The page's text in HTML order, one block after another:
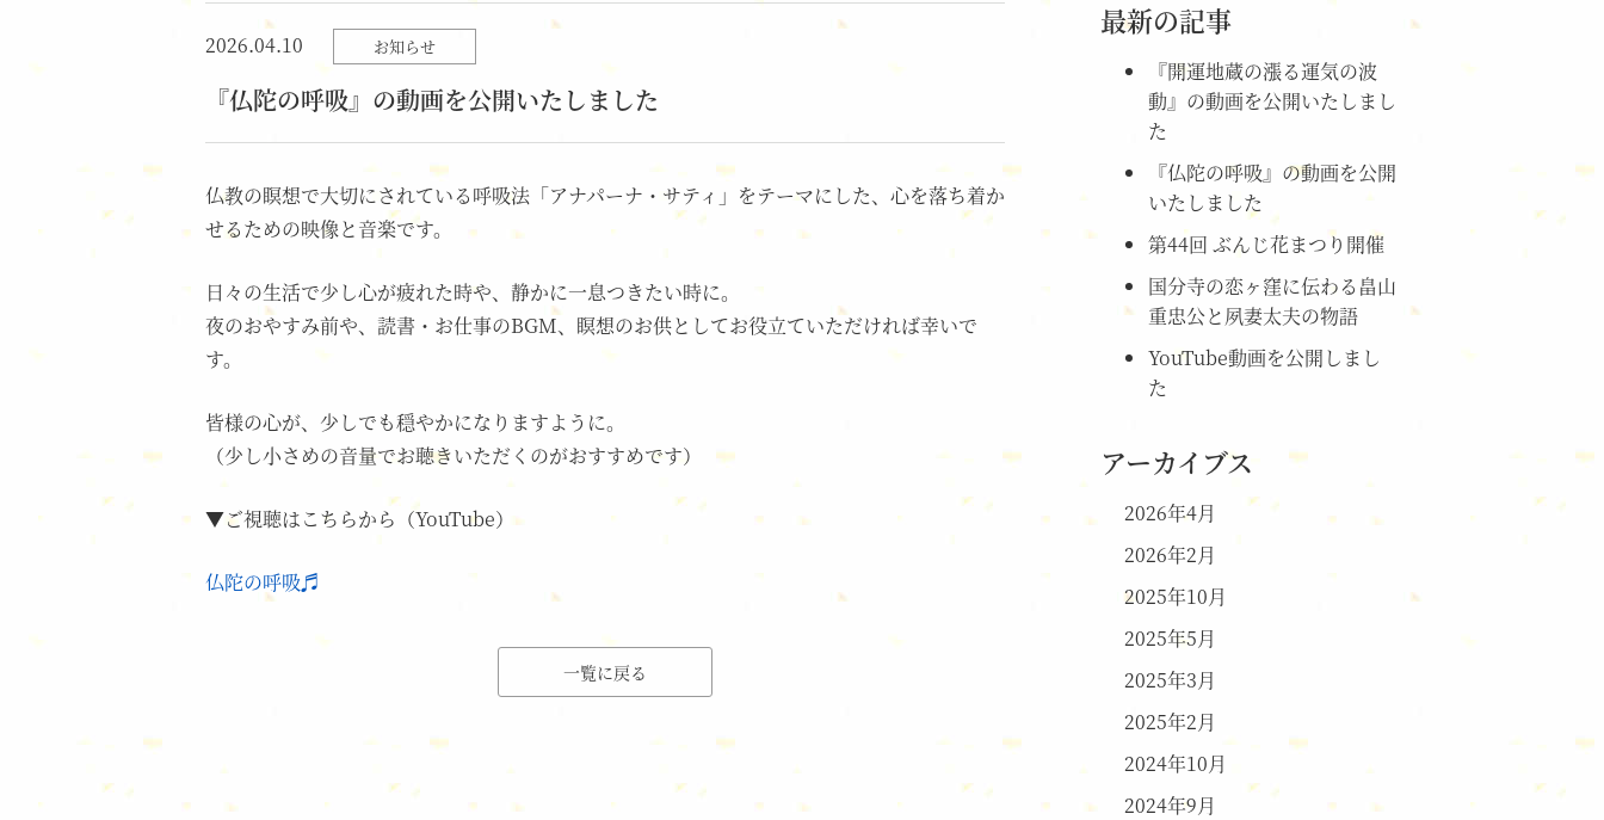
2026.04.10 お知らせ
『仏陀の呼吸』の動画を公開いたしました
仏教の瞑想で大切にされている呼吸法「アナパーナ・サティ」をテーマにした、心を落ち着か
せるための映像と音楽です。
日々の生活で少し心が疲れた時や、静かに一息つきたい時に。
夜のおやすみ前や、読書・お仕事のBGM、瞑想のお供としてお役立ていただければ幸いで
す。
皆様の心が、少しでも穏やかになりますように。
（少し小さめの音量でお聴きいただくのがおすすめです）
▼ご視聴はこちらから（YouTube）
仏陀の呼吸♬
一覧に戻る
最新の記事
『開運地蔵の漲る運気の波
動』の動画を公開いたしまし
た
『仏陀の呼吸』の動画を公開
いたしました
第44回 ぶんじ花まつり開催
国分寺の恋ヶ窪に伝わる畠山
重忠公と夙妻太夫の物語
YouTube動画を公開しまし
た
アーカイブス
2026年4月
2026年2月
2025年10月
2025年5月
2025年3月
2025年2月
2024年10月
2024年9月